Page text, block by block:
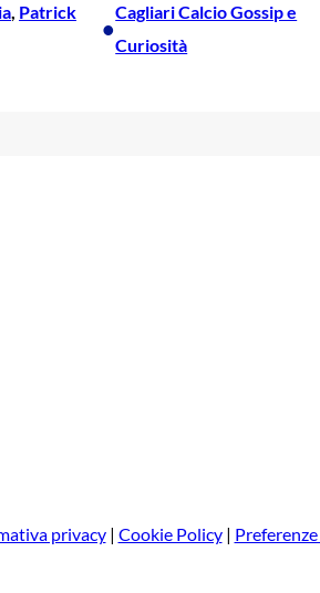
, Patrick
•
Cagliari Calcio Gossip e
Curiosità
privacy| Cookie Policy|